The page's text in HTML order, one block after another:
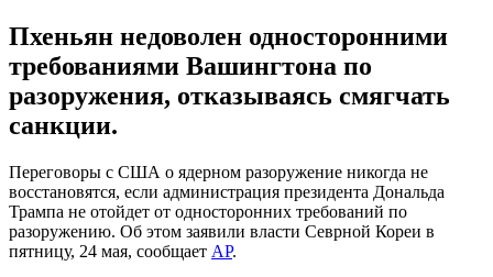
Пхеньян недоволен односторонними
требованиями Вашингтона по
разоружения, отказываясь смягчать
санкции.
Переговоры с США о ядерном разоружение никогда не
восстановятся, если администрация президента Дональда
Трампа не отойдет от односторонних требований по
разоружению. Об этом заявили власти Севрной Кореи в
пятницу, 24 мая, сообщает AP.